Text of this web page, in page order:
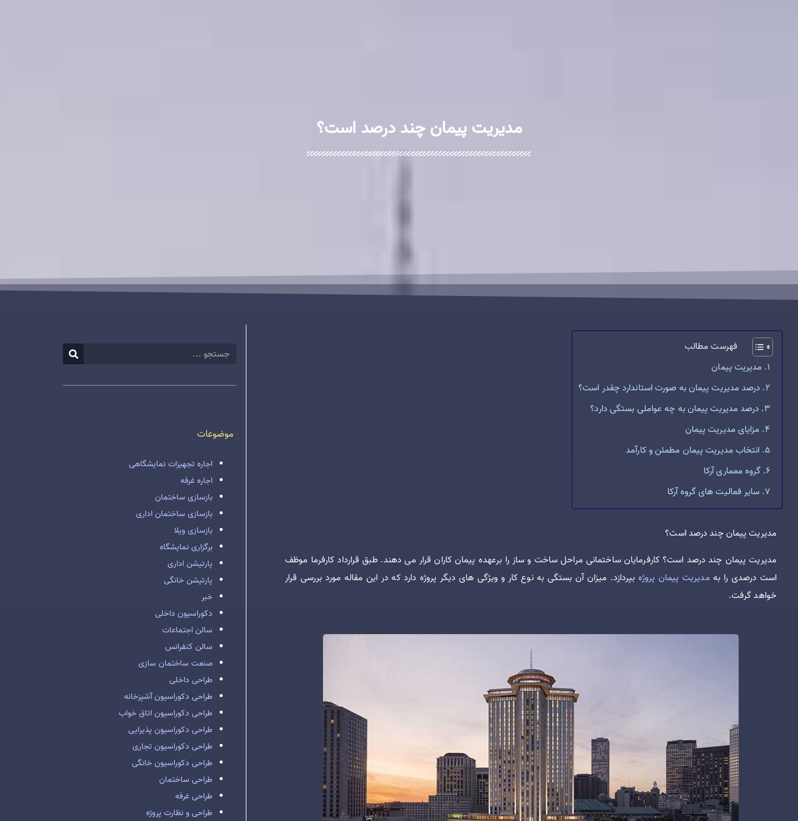
مدیریت پیمان چند درصد است؟
فهرست مطالب
مدیریت پیمان
درصد مدیریت پیمان به صورت استاندارد چقدر است؟
درصد مدیریت پیمان به چه عواملی بستگی دارد؟
مزایای مدیریت پیمان
انتخاب مدیریت پیمان مطمئن و کارآمد
گروه معماری آرکا
سایر فعالیت های گروه آرکا
مدیریت پیمان چند درصد است؟
مدیریت پیمان چند درصد است؟ کارفرمایان ساختمانی مراحل ساخت و ساز را برعهده پیمان کاران قرار می دهند. طبق قرارداد کارفرما موظف
است درصدی را به مدیریت پیمان پروژهبپردازد. میزان آن بستگی به نوع کار و ویژگی های دیگر پروژه دارد که در این مقاله مورد بررسی قرار
خواهد گرفت.
موضوعات
اجاره تجهیزات نمایشگاهی
اجاره غرفه
بازسازی ساختمان
بازسازی ساختمان اداری
بازسازی ویلا
برگزاری نمایشگاه
پارتیشن اداری
پارتیشن خانگی
خبر
دکوراسیون داخلی
سالن اجتماعات
سالن کنفرانس
صنعت ساختمان سازی
طراحی داخلی
طراحی دکوراسیون آشپزخانه
طراحی دکوراسیون اتاق خواب
طراحی دکوراسیون پذیرایی
طراحی دکوراسیون تجاری
طراحی دکوراسیون خانگی
طراحی ساختمان
طراحی غرفه
طراحی و نظارت پروژه